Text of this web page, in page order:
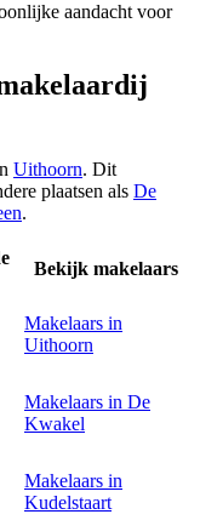
aandacht voor
Uithoorn. Dit
plaatsen als De
.
Bekijk makelaars
Makelaars in
Uithoorn
Makelaars in De
Kwakel
Makelaars in
Kudelstaart